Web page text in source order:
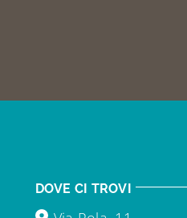
DOVE CI TROVI